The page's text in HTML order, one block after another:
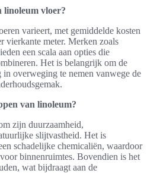
linoleum vloer?
varieert, met gemiddelde kosten
vierkante meter. Merken zoals
een scala aan opties die
Het is belangrijk om de
overweging te nemen vanwege de
van linoleum?
zijn duurzaamheid,
slijtvastheid. Het is
schadelijke chemicaliën, waardoor
binnenruimtes. Bovendien is het
wat bijdraagt aan de